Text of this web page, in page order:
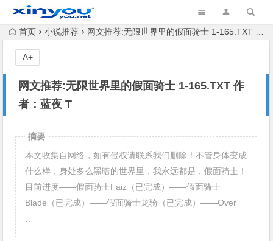
首页 小说推荐 网文推荐:无限世界里的假面骑士 1-165.TXT 作者：蓝夜 T
网文推荐:无限世界里的假面骑士 1-165.TXT 作
者：蓝夜 T
A+
摘要
本文收集自网络，如有侵权请联系我们删除！不管身体变成
什么样，身处多么黑暗的世界里，我永远都是，假面骑士！
目前进度——假面骑士Faiz（已完成）——假面骑士
Blade（已完成）——假面骑士龙骑（已完成）——Over